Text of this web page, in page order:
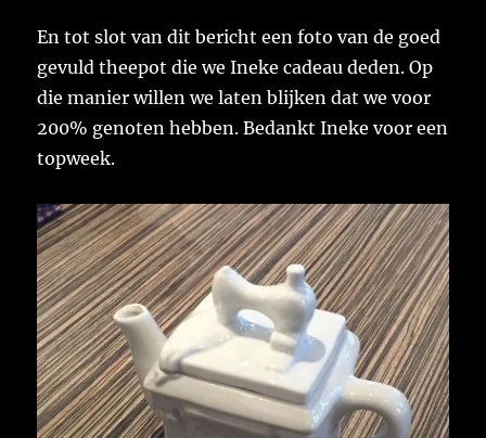
En tot slot van dit bericht een foto van de goed
gevuld theepot die we Ineke cadeau deden. Op
die manier willen we laten blijken dat we voor
200% genoten hebben. Bedankt Ineke voor een
topweek.